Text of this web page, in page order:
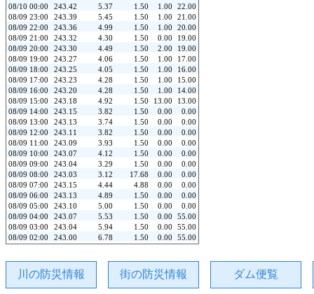
08/10 00:00
243.42 5.37 1.50 1.00
22.00
08/09 23:00
243.39 5.45 1.50 1.00
21.00
08/09 22:00
243.36 4.99 1.50 1.00
20.00
08/09 21:00
243.32 4.30 1.50 0.00
19.00
08/09 20:00
243.30 4.49 1.50 2.00
19.00
08/09 19:00
243.27 4.06 1.50 1.00
17.00
08/09 18:00
243.25 4.05 1.50 1.00
16.00
08/09 17:00
243.23 4.28 1.50 1.00
15.00
08/09 16:00
243.20 4.28 1.50 1.00
14.00
08/09 15:00
243.18 4.92 1.50 13.00
13.00
08/09 14:00
243.15 3.82 1.50 0.00
0.00
08/09 13:00
243.13 3.74 1.50 0.00
0.00
08/09 12:00
243.11 3.82 1.50 0.00
0.00
08/09 11:00
243.09 3.93 1.50 0.00
0.00
08/09 10:00
243.07 4.12 1.50 0.00
0.00
08/09 09:00
243.04 3.29 1.50 0.00
0.00
08/09 08:00
243.03 3.12 17.68 0.00
0.00
08/09 07:00
243.15 4.44 4.88 0.00
0.00
08/09 06:00
243.13 4.89 1.50 0.00
0.00
08/09 05:00
243.10 5.00 1.50 0.00
0.00
08/09 04:00
243.07 5.53 1.50 0.00
55.00
08/09 03:00
243.04 5.94 1.50 0.00
55.00
08/09 02:00
243.00 6.78 1.50 0.00
55.00
08/09 01:00
242.95 7.15 1.49 0.00 55.00
08/08 23:00
242.85 1.48 0.00
55.00
08/08 22:00
242.78 1.48 0.00 55.00
08/08 21:00
242.69 18.02 1.47 3.00 55.00
川の防災情報 街の防災情報 ダム便覧